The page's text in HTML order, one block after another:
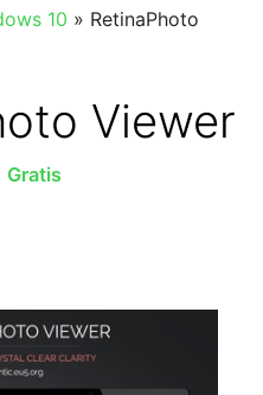
10 » RetinaPhoto
Viewer
Gratis